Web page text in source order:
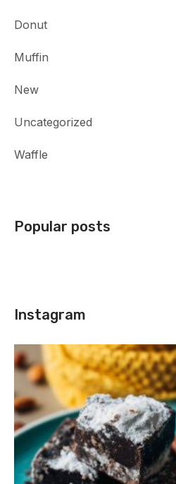
Donut
Muffin
New
Uncategorized
Waffle
Popular posts
Instagram